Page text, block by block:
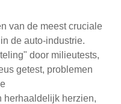
van de meest cruciale
de auto-industrie.
door milieutests,
getest, problemen
herhaaldelijk herzien,